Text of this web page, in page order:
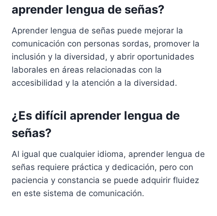
aprender lengua de señas?
Aprender lengua de señas puede mejorar la
comunicación con personas sordas, promover la
inclusión y la diversidad, y abrir oportunidades
laborales en áreas relacionadas con la
accesibilidad y la atención a la diversidad.
¿Es difícil aprender lengua de
señas?
Al igual que cualquier idioma, aprender lengua de
señas requiere práctica y dedicación, pero con
paciencia y constancia se puede adquirir fluidez
en este sistema de comunicación.